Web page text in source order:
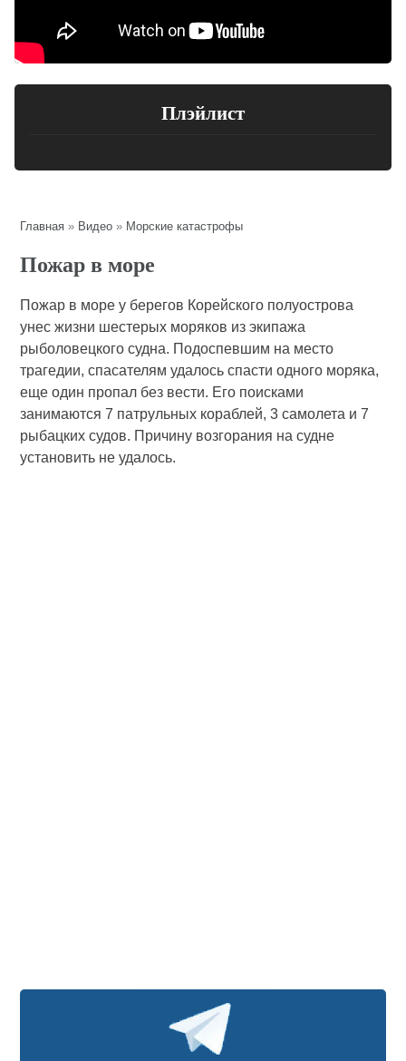
Плэйлист
Главная » Видео » Морские катастрофы
Пожар в море
Пожар в море у берегов Корейского полуострова
унес жизни шестерых моряков из экипажа
рыболовецкого судна. Подоспевшим на место
трагедии, спасателям удалось спасти одного моряка,
еще один пропал без вести. Его поисками
занимаются 7 патрульных кораблей, 3 самолета и 7
рыбацких судов. Причину возгорания на судне
установить не удалось.